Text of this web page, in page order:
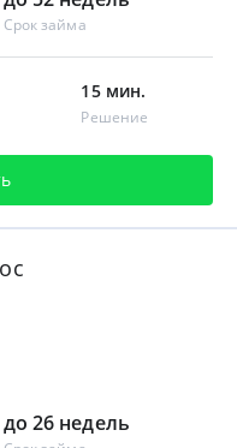
Срок займа
15 мин.
Решение
до 26 недель